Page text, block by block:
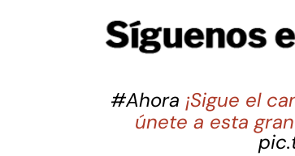
#Ahora ¡Sigue el
únete a esta